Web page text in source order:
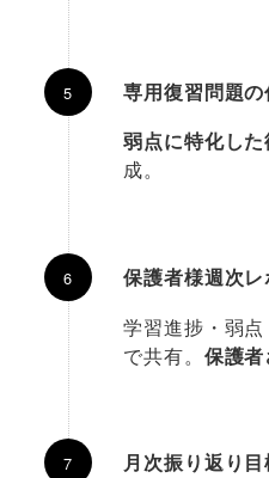
専用復習問題の
弱点に特化し
成。
保護者様週次レ
学習進捗・弱
で共有。 保護
月次振り返り